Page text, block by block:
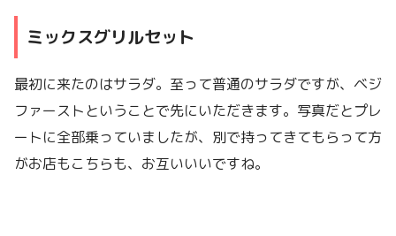
ミックスグリルセット
最初に来たのはサラダ。至って普通のサラダですが、ベジ
ファーストということで先にいただきます。写真だとプレ
ートに全部乗っていましたが、別で持ってきてもらって方
がお店もこちらも、お互いいいですね。